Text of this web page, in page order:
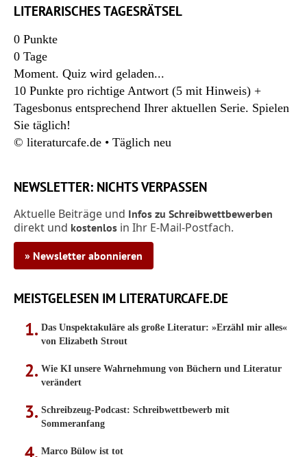
LITERARISCHES TAGESRÄTSEL
0 Punkte
0 Tage
Moment. Quiz wird geladen...
10 Punkte pro richtige Antwort (5 mit Hinweis) +
Tagesbonus entsprechend Ihrer aktuellen Serie. Spielen
Sie täglich!
© literaturcafe.de • Täglich neu
NEWSLETTER: NICHTS VERPASSEN
Aktuelle Beiträge und Infos zu Schreibwettbewerben
direkt und kostenlos in Ihr E-Mail-Postfach.
» Newsletter abonnieren
MEISTGELESEN IM LITERATURCAFE.DE
Das Unspektakuläre als große Literatur: »Erzähl mir alles«
von Elizabeth Strout
Wie KI unsere Wahrnehmung von Büchern und Literatur
verändert
Schreibzeug-Podcast: Schreibwettbewerb mit
Sommeranfang
Marco Bülow ist tot